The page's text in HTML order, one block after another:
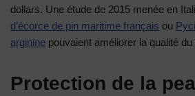
dollars. Une étude de 2015 menée en
d’écorce de pin maritime français ou
arginine pouvaient améliorer la qualité
Protection de la